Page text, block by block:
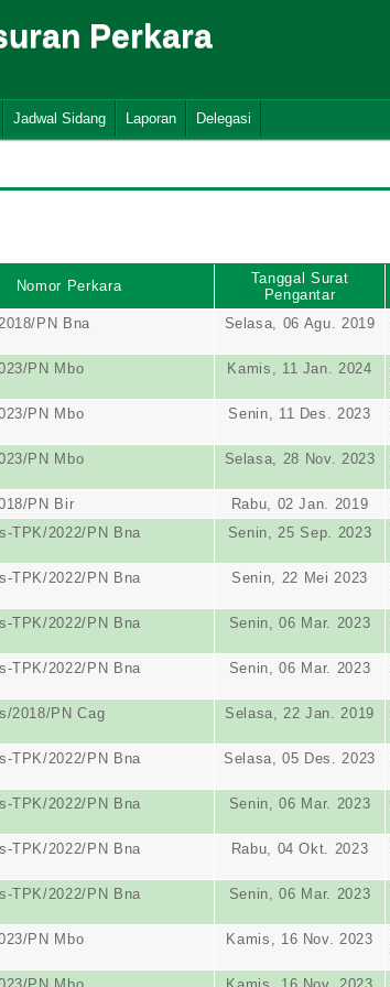
Perkara
Jadwal Sidang Laporan Delegasi
Nomor Perkara
Tanggal Surat
Pengantar
PN Bna Selasa, 06 Agu. 2019
PN Mbo Kamis, 11 Jan. 2024
PN Mbo Senin, 11 Des. 2023
PN Mbo Selasa, 28 Nov. 2023
PN Bir Rabu, 02 Jan. 2019
TPK/2022/PN Bna Senin, 25 Sep. 2023
TPK/2022/PN Bna Senin, 22 Mei 2023
TPK/2022/PN Bna Senin, 06 Mar. 2023
TPK/2022/PN Bna Senin, 06 Mar. 2023
2018/PN Cag Selasa, 22 Jan. 2019
TPK/2022/PN Bna Selasa, 05 Des. 2023
TPK/2022/PN Bna Senin, 06 Mar. 2023
TPK/2022/PN Bna Rabu, 04 Okt. 2023
TPK/2022/PN Bna Senin, 06 Mar. 2023
PN Mbo Kamis, 16 Nov. 2023